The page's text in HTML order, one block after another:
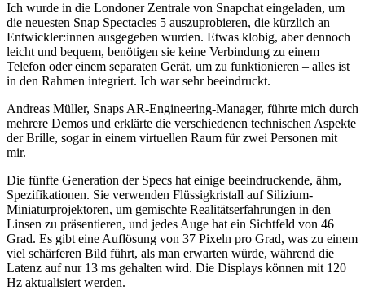
Ich wurde in die Londoner Zentrale von Snapchat eingeladen, um
die neuesten Snap Spectacles 5 auszuprobieren, die kürzlich an
Entwickler:innen ausgegeben wurden. Etwas klobig, aber dennoch
leicht und bequem, benötigen sie keine Verbindung zu einem
Telefon oder einem separaten Gerät, um zu funktionieren – alles ist
in den Rahmen integriert. Ich war sehr beeindruckt.
Andreas Müller, Snaps AR-Engineering-Manager, führte mich durch
mehrere Demos und erklärte die verschiedenen technischen Aspekte
der Brille, sogar in einem virtuellen Raum für zwei Personen mit
mir.
Die fünfte Generation der Specs hat einige beeindruckende, ähm,
Spezifikationen. Sie verwenden Flüssigkristall auf Silizium-
Miniaturprojektoren, um gemischte Realitätserfahrungen in den
Linsen zu präsentieren, und jedes Auge hat ein Sichtfeld von 46
Grad. Es gibt eine Auflösung von 37 Pixeln pro Grad, was zu einem
viel schärferen Bild führt, als man erwarten würde, während die
Latenz auf nur 13 ms gehalten wird. Die Displays können mit 120
Hz aktualisiert werden.